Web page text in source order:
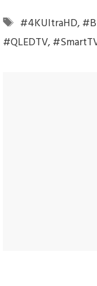
Tags
#4KUltraHD,
#QLEDTV,